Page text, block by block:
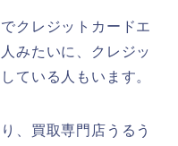
クレジットカードエ
みたいに、クレジッ
ている人もいます。
、買取専門店うるう